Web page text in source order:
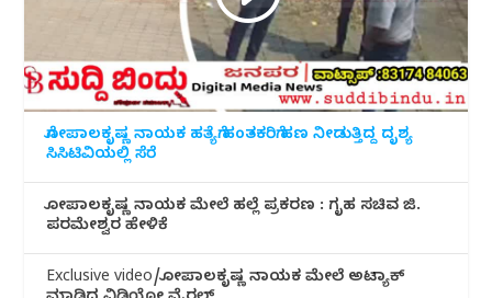
ಗೋಪಾಲಕೃಷ್ಣ ನಾಯಕ ಹತ್ಯೆಗೆ ಹಂತಕರಿಗೆ ಹಣ ನೀಡುತ್ತಿದ್ದ ದೃಶ್ಯ
ಸಿಸಿಟಿವಿಯಲ್ಲಿ ಸೆರೆ
ಗೋಪಾಲಕೃಷ್ಣ ನಾಯಕ ಮೇಲೆ ಹಲ್ಲೆ ಪ್ರಕರಣ : ಗೃಹ ಸಚಿವ ಜಿ.
ಪರಮೇಶ್ವರ ಹೇಳಿಕೆ
Exclusive video/ಗೋಪಾಲಕೃಷ್ಣ ನಾಯಕ ಮೇಲೆ ಅಟ್ಯಾಕ್